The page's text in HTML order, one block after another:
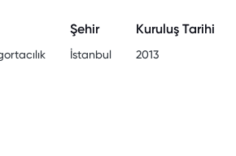
Şehir
İstanbul
Kuruluş Tarihi
2013